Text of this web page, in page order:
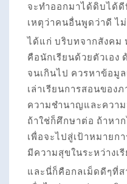
จะทำออกมาได้ดิบได้ดี
เหตุว่าคนอื่นพูดว่าดี ไ
ได้แก่ บริบทจากสังคม
คือนักเรียนด้วยตัวเอง
จนเกินไป ควรหาข้อมู
เล่าเรียนการสอนของ
ความชำนาญและความ
ถ้าใช่ก็ศึกษาต่อ ถ้าหา
เพื่อจะไปสู่เป้าหมายก
มีความสุขในระหว่างเ
และนี่ก็คือกลเม็ดดีๆที่